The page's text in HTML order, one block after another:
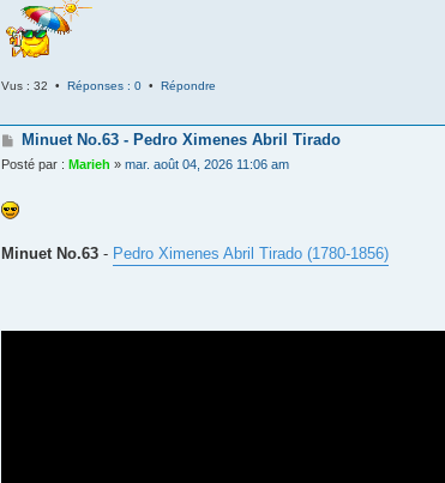
Vus : 32 • Réponses : 0 • Répondre
M
s
a
g
Minuet No.63 - Pedro Ximenes Abril Tirado
Posté par : Marieh » mar. août 04, 2026 11:06 am
Minuet No.63 - Pedro Ximenes Abril Tirado (1780-1856)